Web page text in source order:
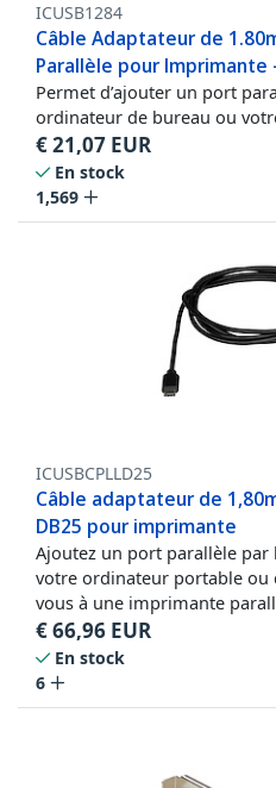
ICUSB1284
Câble Adaptateur de
Parallèle pour Imprimante
Permet d’ajouter un port
ordinateur de bureau ou
€21,07 EUR
En stock
1,569
ICUSBCPLLD25
Câble adaptateur de
DB25 pour imprimante
Ajoutez un port parallèle par
votre ordinateur portable ou
vous à une imprimante
€66,96 EUR
En stock
6